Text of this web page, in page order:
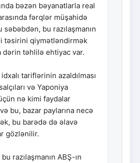
bəzən bəyanatlarla real
fərqlər müşahidə
səbəbdən, bu razılaşmanın
təsirini qiymətləndirmək
dərin təhlilə ehtiyac var.
tariflərinin azaldılması
və Yaponiya
nə kimi faydalar
bu, bazar paylarına necə
bu barədə də əlavə
gözlənilir.
razılaşmanın ABŞ-ın